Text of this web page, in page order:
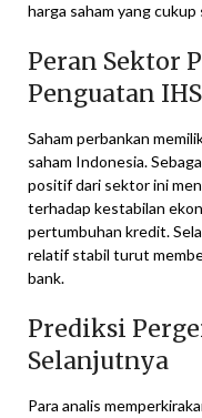
harga saham yang cukup
Peran Sektor
Penguatan
Saham perbankan
saham Indonesia.
positif dari sektor ini
terhadap kestabilan
pertumbuhan kredit.
relatif stabil turut
bank.
Prediksi
Selanjutnya
Para analis